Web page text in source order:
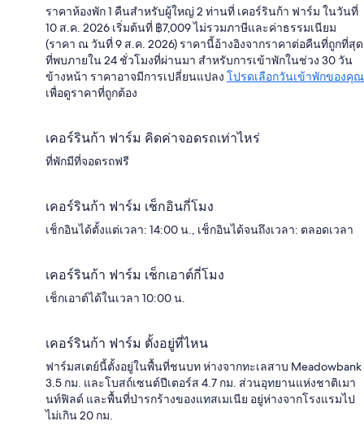
ราคาห้องพัก 1 คืนสำหรับผู้ใหญ่ 2 ท่านที่ เคอร์รินก้า ฟาร์ม ในวันที่
10 ส.ค. 2026 เริ่มต้นที่ ฿7,009 ไม่รวมภาษีและค่าธรรมเนียม
(ราคา ณ วันที่ 9 ส.ค. 2026) ราคานี้อ้างอิงจากราคาต่อคืนที่ถูกที่สุด
ที่พบภายใน 24 ชั่วโมงที่ผ่านมา สำหรับการเข้าพักในช่วง 30 วัน
ข้างหน้า ราคาอาจมีการเปลี่ยนแปลง โปรดเลือกวันเข้าพักของคุณ
เพื่อดูราคาที่ถูกต้อง
เคอร์รินก้า ฟาร์ม คิดค่าจอดรถเท่าไหร่
ที่พักมีที่จอดรถฟรี
เคอร์รินก้า ฟาร์ม เช็กอินกี่โมง
เช็กอินได้ตั้งแต่เวลา: 14:00 น., เช็กอินได้จนถึงเวลา: ตลอดเวลา
เคอร์รินก้า ฟาร์ม เช็กเอาต์กี่โมง
เช็กเอาต์ได้ในเวลา 10:00 น.
เคอร์รินก้า ฟาร์ม ตั้งอยู่ที่ไหน
ฟาร์มสเตย์นี้ตั้งอยู่ในพื้นที่ชนบท ห่างจากทะเลสาบ Meadowbank
3.5 กม. และโบสถ์เซนต์ปีเตอร์ส 4.7 กม. ส่วนอุทยานแห่งชาติเมา
นท์ฟิลด์ และพื้นที่ป่ารกร้างของแทสเมเนีย อยู่ห่างจากโรงแรมไป
ไม่เกิน 20 กม.